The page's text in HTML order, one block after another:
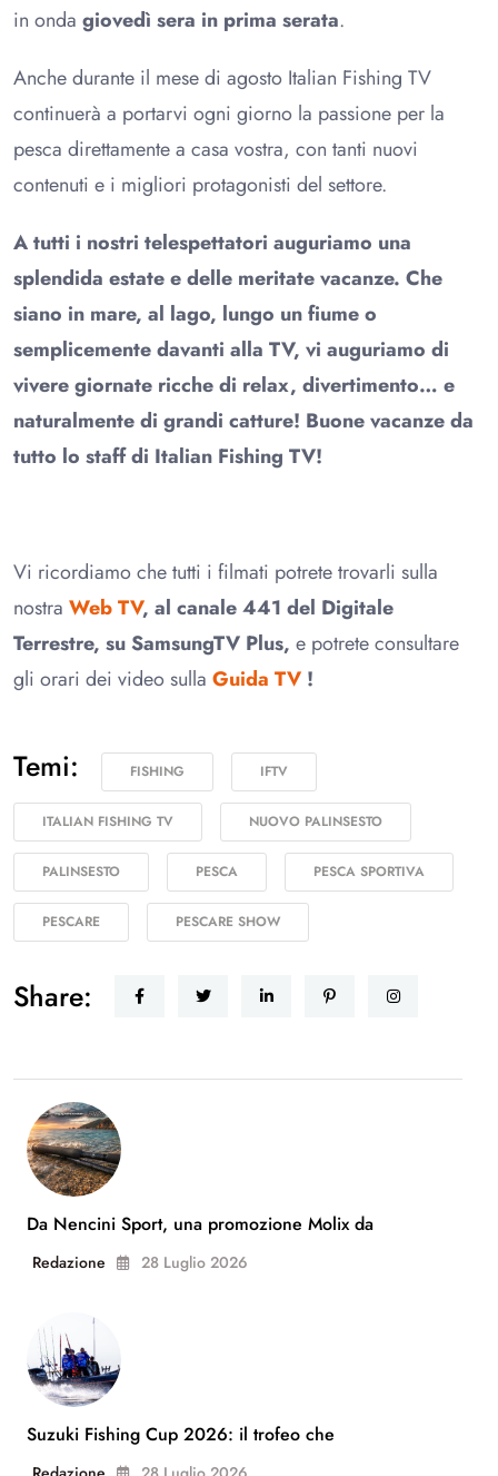
in onda giovedì sera in prima serata.
Anche durante il mese di agosto Italian Fishing TV
continuerà a portarvi ogni giorno la passione per la
pesca direttamente a casa vostra, con tanti nuovi
contenuti e i migliori protagonisti del settore.
A tutti i nostri telespettatori auguriamo una
splendida estate e delle meritate vacanze. Che
siano in mare, al lago, lungo un fiume o
semplicemente davanti alla TV, vi auguriamo di
vivere giornate ricche di relax, divertimento… e
naturalmente di grandi catture! Buone vacanze da
tutto lo staff di Italian Fishing TV!
Vi ricordiamo che tutti i filmati potrete trovarli sulla
nostra Web TV, al canale 441 del Digitale
Terrestre, su SamsungTV Plus, e potrete consultare
gli orari dei video sulla Guida TV !
Temi: FISHING IFTV
ITALIAN FISHING TV NUOVO PALINSESTO
PALINSESTO PESCA PESCA SPORTIVA
PESCARE PESCARE SHOW
Share:
Da Nencini Sport, una promozione Molix da
Redazione 28 Luglio 2026
Suzuki Fishing Cup 2026: il trofeo che